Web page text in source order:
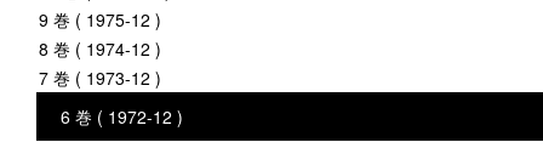
9 巻 ( 1975-12 )
8 巻 ( 1974-12 )
7 巻 ( 1973-12 )
6 巻 ( 1972-12 )